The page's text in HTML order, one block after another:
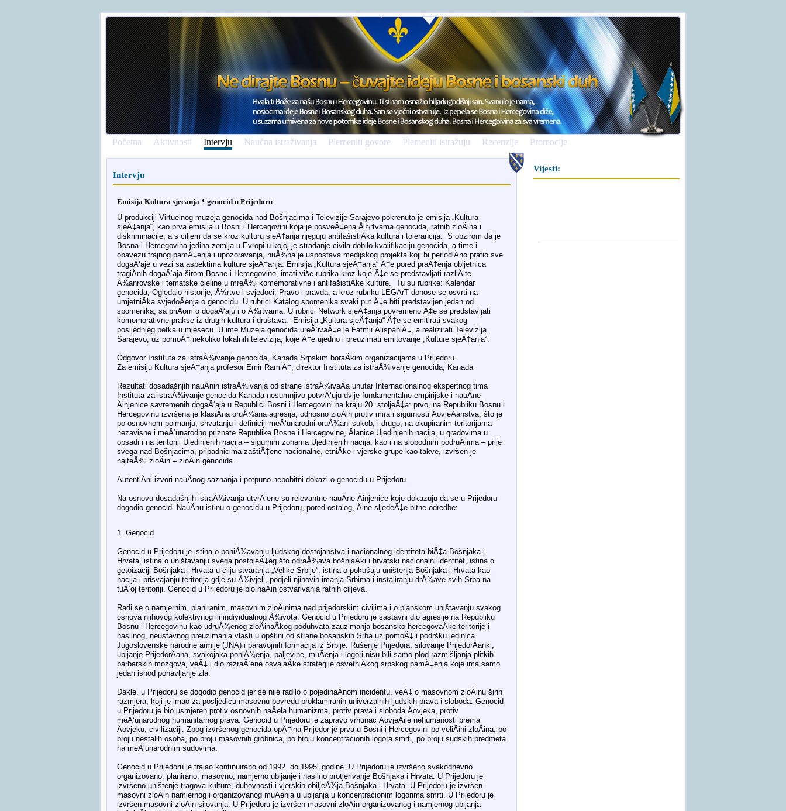
Početna Aktivnosti Intervju Naučna istraživanja Plemeniti govore Plemeniti istražuju Recenzije Promocije
Intervju
Emisija Kultura sjecanja * genocid u Prijedoru
U produkciji Virtuelnog muzeja genocida nad Bošnjacima i Televizije Sarajevo pokrenuta je emisija „Kultura
sjeÄ‡anja“, kao prva emisija u Bosni i Hercegovini koja je posveÄ‡ena Å¾rtvama genocida, ratnih zloÄina i
diskriminacije, a s ciljem da se kroz kulturu sjeÄ‡anja njeguju antifašistiÄka kultura i tolerancija. S obzirom da je
Bosna i Hercegovina jedina zemlja u Evropi u kojoj je stradanje civila dobilo kvalifikaciju genocida, a time i
obavezu trajnog pamÄ‡enja i upozoravanja, nuÅ¾na je uspostava medijskog projekta koji bi periodiÄno pratio sve
dogaÄ‘aje u vezi sa aspektima kulture sjeÄ‡anja. Emisija „Kultura sjeÄ‡anja“ Ä‡e pored praÄ‡enja obljetnica
tragiÄnih dogaÄ‘aja širom Bosne i Hercegovine, imati više rubrika kroz koje Ä‡e se predstavljati razliÄite
Å¾anrovske i tematske cjeline u mreÅ¾i komemorativne i antifašistiÄke kulture. Tu su rubrike: Kalendar
genocida, Ogledalo historije, Å½rtve i svjedoci, Pravo i pravda, a kroz rubriku LEGArT donose se osvrti na
umjetniÄka svjedoÄenja o genocidu. U rubrici Katalog spomenika svaki put Ä‡e biti predstavljen jedan od
spomenika, sa priÄom o dogaÄ‘aju i o Å¾rtvama. U rubrici Network sjeÄ‡anja povremeno Ä‡e se predstavljati
komemorativne prakse iz drugih kultura i društava. Emisija „Kultura sjeÄ‡anja“ Ä‡e se emitirati svakog
posljednjeg petka u mjesecu. U ime Muzeja genocida ureÄ‘ivaÄ‡e je Fatmir AlispahiÄ‡, a realizirati Televizija
Sarajevo, uz pomoÄ‡ nekoliko lokalnih televizija, koje Ä‡e ujedno i preuzimati emitovanje „Kulture sjeÄ‡anja“.
Odgovor Instituta za istraÅ¾ivanje genocida, Kanada Srpskim boraÄkim organizacijama u Prijedoru.
Za emisiju Kultura sjeÄ‡anja profesor Emir RamiÄ‡, direktor Instituta za istraÅ¾ivanje genocida, Kanada
Rezultati dosadašnjih nauÄnih istraÅ¾ivanja od strane istraÅ¾ivaÄa unutar Internacionalnog ekspertnog tima
Instituta za istraÅ¾ivanje genocida Kanada nesumnjivo potvrÄ‘uju dvije fundamentalne empirijske i nauÄne
Äinjenice savremenih dogaÄ‘aja u Republici Bosni i Hercegovini na kraju 20. stoljeÄ‡a: prvo, na Republiku Bosnu i
Hercegovinu izvršena je klasiÄna oruÅ¾ana agresija, odnosno zloÄin protiv mira i sigurnosti ÄovjeÄanstva, što je
po osnovnom poimanju, shvatanju i definiciji meÄ‘unarodni oruÅ¾ani sukob; i drugo, na okupiranim teritorijama
nezavisne i meÄ‘unarodno priznate Republike Bosne i Hercegovine, Älanice Ujedinjenih nacija, u gradovima u
opsadi i na teritoriji Ujedinjenih nacija – sigurnim zonama Ujedinjenih nacija, kao i na slobodnim podruÄjima – prije
svega nad Bošnjacima, pripadnicima zaštiÄ‡ene nacionalne, etniÄke i vjerske grupe kao takve, izvršen je
najteÅ¾i zloÄin – zloÄin genocida.
AutentiÄni izvori nauÄnog saznanja i potpuno nepobitni dokazi o genocidu u Prijedoru
Na osnovu dosadašnjih istraÅ¾ivanja utvrÄ‘ene su relevantne nauÄne Äinjenice koje dokazuju da se u Prijedoru
dogodio genocid. NauÄnu istinu o genocidu u Prijedoru, pored ostalog, Äine sljedeÄ‡e bitne odredbe:
1. Genocid
Genocid u Prijedoru je istina o poniÅ¾avanju ljudskog dostojanstva i nacionalnog identiteta biÄ‡a Bošnjaka i
Hrvata, istina o uništavanju svega postojeÄ‡eg što odraÅ¾ava bošnjaÄki i hrvatski nacionalni identitet, istina o
getoizaciji Bošnjaka i Hrvata u cilju stvaranja „Velike Srbije“, istina o pokušaju uništenja Bošnjaka i Hrvata kao
nacija i prisvajanju teritorija gdje su Å¾ivjeli, podjeli njihovih imanja Srbima i instaliranju drÅ¾ave svih Srba na
tuÄ‘oj teritoriji. Genocid u Prijedoru je bio naÄin ostvarivanja ratnih ciljeva.
Radi se o namjernim, planiranim, masovnim zloÄinima nad prijedorskim civilima i o planskom uništavanju svakog
osnova njihovog kolektivnog ili individualnog Å¾ivota. Genocid u Prijedoru je sastavni dio agresije na Republiku
Bosnu i Hercegovinu kao udruÅ¾enog zloÄinaÄkog poduhvata zauzimanja bosansko-hercegovaÄke teritorije i
nasilnog, neustavnog preuzimanja vlasti u opštini od strane bosanskih Srba uz pomoÄ‡ i podršku jedinica
Jugoslovenske narodne armije (JNA) i paravojnih formacija iz Srbije. Rušenje Prijedora, silovanje PrijedorÄanki,
ubijanje PrijedorÄana, svakojaka poniÅ¾enja, paljevine, muÄenja i logori nisu bili samo plod razmišljanja plitkih
barbarskih mozgova, veÄ‡ i dio razraÄ‘ene osvajaÄke strategije osvetniÄkog srpskog pamÄ‡enja koje ima samo
jedan ishod ponavljanje zla.
Dakle, u Prijedoru se dogodio genocid jer se nije radilo o pojedinaÄnom incidentu, veÄ‡ o masovnom zloÄinu širih
razmjera, koji je imao za posljedicu masovnu povredu proklamiranih univerzalnih ljudskih prava i sloboda. Genocid
u Prijedoru je bio usmjeren protiv osnovnih naÄela humanizma, protiv prava i sloboda Äovjeka, protiv
meÄ‘unarodnog humanitarnog prava. Genocid u Prijedoru je zapravo vrhunac ÄovjeÄije nehumanosti prema
Äovjeku, civilizaciji. Zbog izvršenog genocida opÄ‡ina Prijedor je prva u Bosni i Hercegovini po veliÄini zloÄina, po
broju nestalih osoba, po broju masovnih grobnica, po broju koncentracionih logora smrti, po broju sudskih predmeta
na meÄ‘unarodnim sudovima.
Genocid u Prijedoru je trajao kontinuirano od 1992. do 1995. godine. U Prijedoru je izvršeno svakodnevno
organizovano, planirano, masovno, namjerno ubijanje i nasilno protjerivanje Bošnjaka i Hrvata. U Prijedoru je
izvršeno uništenje tragova kulture, duhovnosti i vjerskih obiljeÅ¾ja Bošnjaka i Hrvata. U Prijedoru je izvršen
masovni zloÄin namjernog i organizovanog muÄenja u ubijanja u koncentracionim logorima smrti. U Prijedoru je
izvršen masovni zloÄin silovanja. U Prijedoru je izvršen masovni zloÄin organizovanog i namjernog ubijanja
Vijesti: